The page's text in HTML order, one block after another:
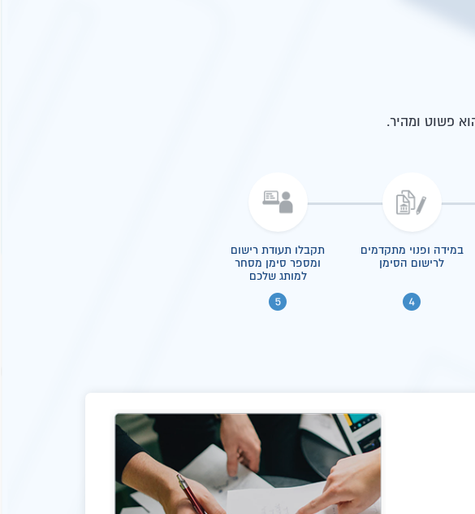
במידה ופנוי מתקדמים
לרישום הסימן
תקבלו תעודת רישום
ומספר סימן מסחר
למותג שלכם